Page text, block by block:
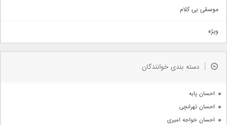
اهنگ بندرعباسی
دمو
مذهبی
جدیدترین ها
موسقی بی کلام
ویژه
دسته بندی خوانندگان
احسان پایه
احسان تهرانچی
احسان خواجه امیری